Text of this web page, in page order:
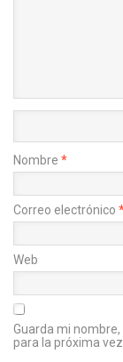
Nombre *
Correo electrónico
Web
Guarda mi
para la próxima